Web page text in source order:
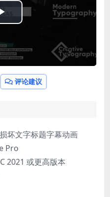
Play
Video
评论建议
坏文字标题字幕动画
Pro
2021 或更高版本